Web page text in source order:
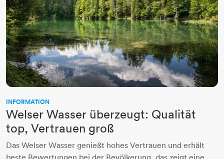
INFORMATION
Welser Wasser überzeugt: Qualität
top, Vertrauen groß
Das Welser Wasser genießt hohes Vertrauen und erhält
beste Bewertungen bei der Bevölkerung, das zeigt eine